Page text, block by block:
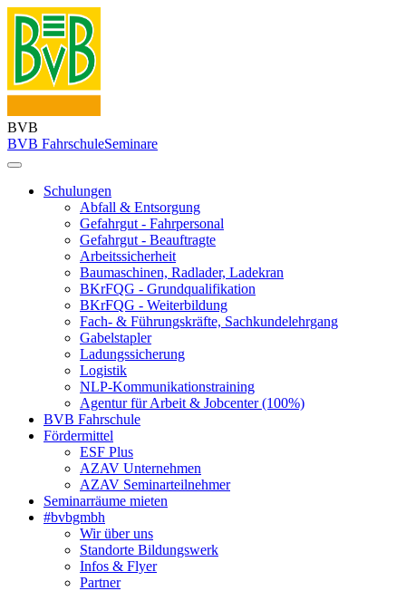
BVB
BVB FahrschuleSeminare
Schulungen
Abfall & Entsorgung
Gefahrgut - Fahrpersonal
Gefahrgut - Beauftragte
Arbeitssicherheit
Baumaschinen, Radlader, Ladekran
BKrFQG - Grundqualifikation
BKrFQG - Weiterbildung
Fach- & Führungskräfte, Sachkundelehrgang
Gabelstapler
Ladungssicherung
Logistik
NLP-Kommunikationstraining
Agentur für Arbeit & Jobcenter (100%)
BVB Fahrschule
Fördermittel
ESF Plus
AZAV Unternehmen
AZAV Seminarteilnehmer
Seminarräume mieten
#bvbgmbh
Wir über uns
Standorte Bildungswerk
Infos & Flyer
Partner